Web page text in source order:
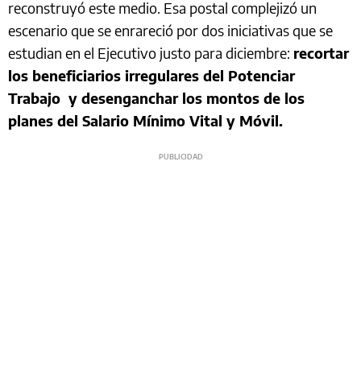
reconstruyó este medio. Esa postal complejizó un
escenario que se enrareció por dos iniciativas que se
estudian en el Ejecutivo justo para diciembre: recortar
los beneficiarios irregulares del Potenciar
Trabajo y desenganchar los montos de los
planes del Salario Mínimo Vital y Móvil.